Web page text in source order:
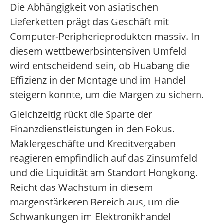
Die Abhängigkeit von asiatischen
Lieferketten prägt das Geschäft mit
Computer-Peripherieprodukten massiv. In
diesem wettbewerbsintensiven Umfeld
wird entscheidend sein, ob Huabang die
Effizienz in der Montage und im Handel
steigern konnte, um die Margen zu sichern.
Gleichzeitig rückt die Sparte der
Finanzdienstleistungen in den Fokus.
Maklergeschäfte und Kreditvergaben
reagieren empfindlich auf das Zinsumfeld
und die Liquidität am Standort Hongkong.
Reicht das Wachstum in diesem
margenstärkeren Bereich aus, um die
Schwankungen im Elektronikhandel